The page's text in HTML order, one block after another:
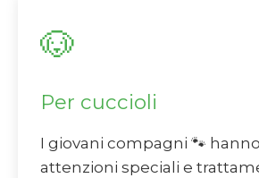
🐶
Per cuccioli
I giovani compagni 🐾
attenzioni speciali e